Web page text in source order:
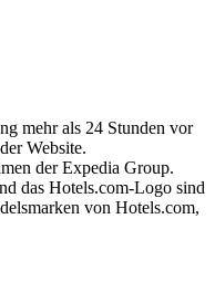
mehr als 24 Stunden vor
Website.
der Expedia Group.
das Hotels.com-Logo sind
von Hotels.com,